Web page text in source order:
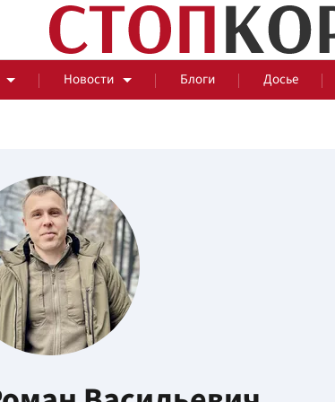
Новости Блоги Досье
За оградой
События